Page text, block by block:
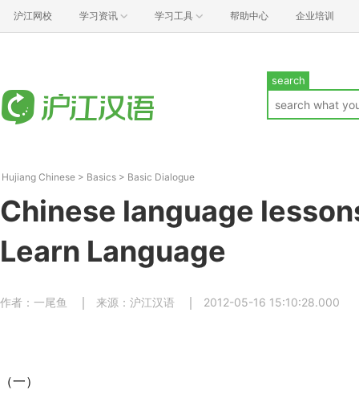
沪江网校 学习资讯 学习工具 帮助中心 企业培训
search
Hujiang Chinese > Basics > Basic Dialogue
Chinese language
Learn Language
作者：一尾鱼 来源：沪江汉语 2012-05-16 15:10:28.000
（一）